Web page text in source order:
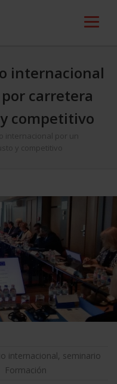
internacional
carretera
competitivo
internacional por un
y competitivo
internacional, seminario
Formación